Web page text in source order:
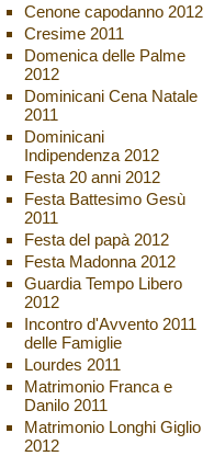
Cenone capodanno 2012
Cresime 2011
Domenica delle Palme
2012
Dominicani Cena Natale
2011
Dominicani
Indipendenza 2012
Festa 20 anni 2012
Festa Battesimo Gesù
2011
Festa del papà 2012
Festa Madonna 2012
Guardia Tempo Libero
2012
Incontro d'Avvento 2011
delle Famiglie
Lourdes 2011
Matrimonio Franca e
Danilo 2011
Matrimonio Longhi Giglio
2012